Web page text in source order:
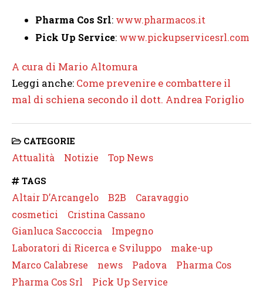
Pharma Cos Srl: www.pharmacos.it
Pick Up Service: www.pickupservicesrl.com
A cura di Mario Altomura
Leggi anche: Come prevenire e combattere il
mal di schiena secondo il dott. Andrea Foriglio
CATEGORIE
Attualità Notizie Top News
TAGS
Altair D’Arcangelo B2B
Caravaggio
cosmetici
Cristina Cassano
Gianluca Saccoccia
Impegno
Laboratori di Ricerca e Sviluppo
make-up
Marco Calabrese
news Padova
Pharma Cos
Pharma Cos Srl
Pick Up Service